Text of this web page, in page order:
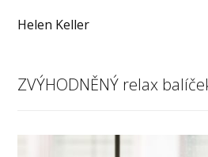
Helen Keller
ZVÝHODNĚNÝ relax